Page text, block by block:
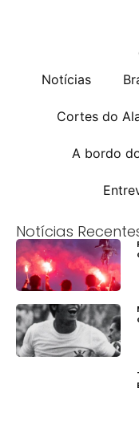
Notícias
Cortes do
A bordo
Notícias